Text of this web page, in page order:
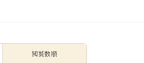
閲覧数順